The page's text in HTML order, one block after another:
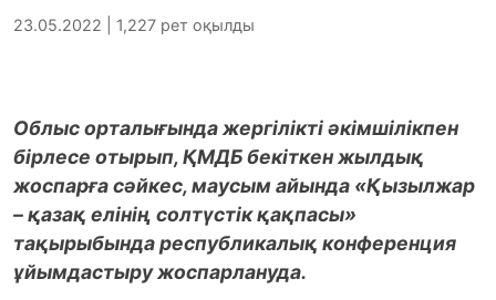
23.05.2022 | 1,227 рет оқылды
Облыс орталығында жергілікті әкімшілікпен
бірлесе отырып, ҚМДБ бекіткен жылдық
жоспарға сәйкес, маусым айында «Қызылжар
– қазақ елінің солтүстік қақпасы»
тақырыбында республикалық конференция
ұйымдастыру жоспарлануда.